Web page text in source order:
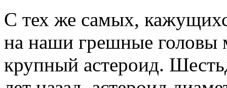
С тех же самых,
на наши грешные головы
крупный астероид.